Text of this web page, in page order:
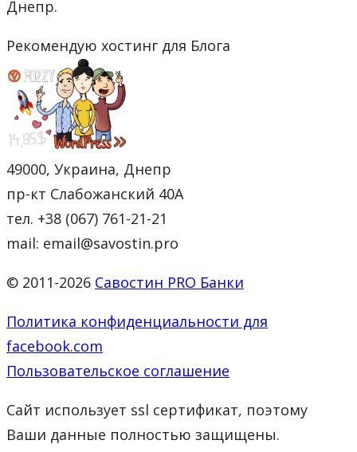
Днепр.
Рекомендую хостинг для Блога
49000, Украина, Днепр
пр-кт Слабожанский 40А
тел. +38 (067) 761-21-21
mail: email@savostin.pro
© 2011-2026 Савостин PRO Банки
Политика конфиденциальности для
facebook.com
Пользовательское соглашение
Сайт использует ssl сертификат, поэтому
Ваши данные полностью защищены.